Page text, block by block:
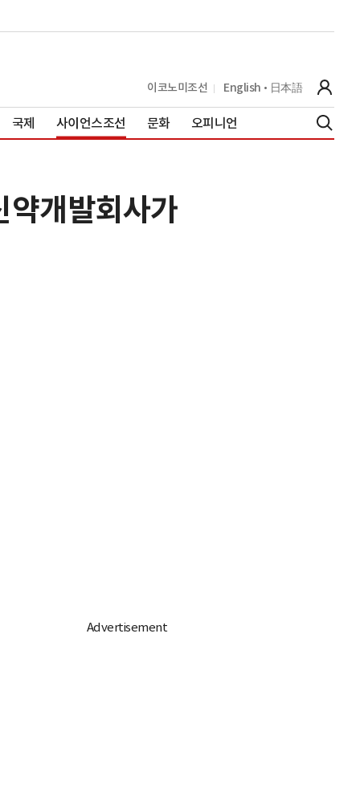
이코노미조선 English 日本語
국제 사이언스조선 문화 오피니언
개발회사가